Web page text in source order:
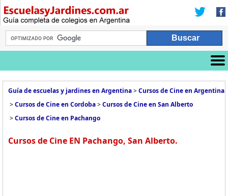
Guía de escuelas y jardines en Argentina>Cursos de Cine en Argentina
>Cursos de Cine en Cordoba>Cursos de Cine en San Alberto
>Cursos de Cine en Pachango
Cursos de Cine EN Pachango, San Alberto.